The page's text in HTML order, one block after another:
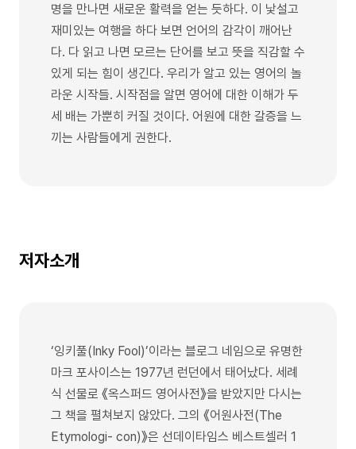
명을 만나면 새로운 활력을 얻는 듯하다. 이 낯설고
재미있는 여행을 하다 보면 언어의 감각이 깨어난
다. 다 읽고 나면 모르는 단어를 보고 뜻을 직감할 수
있게 되는 힘이 생긴다. 우리가 알고 있는 영어의 놀
라운 시작들. 시작점을 알면 영어에 대한 이해가 두
세 배는 가뿐히 커질 것이다. 어원에 대한 갈증을 느
끼는 사람들에게 권한다.
저자소개
‘잉키풀(Inky Fool)’이라는 블로그 네임으로 유명한
마크 포사이스는 1977년 런던에서 태어났다. 세례
식 선물로 《옥스퍼드 영어사전》을 받았지만 다시는
그 책을 펼쳐보지 않았다. 그의 《어원사전(The
Etymologi- con)》은 선데이타임스 베스트셀러 1